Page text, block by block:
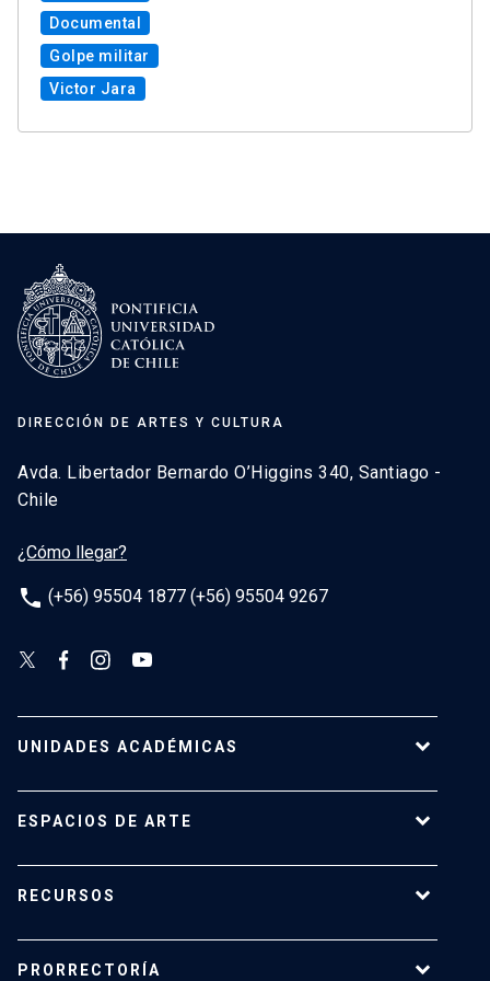
Documental
Golpe militar
Victor Jara
DIRECCIÓN DE ARTES Y CULTURA
Avda. Libertador Bernardo O’Higgins 340, Santiago -
Chile
¿Cómo llegar?
phone (+56) 95504 1877 (+56) 95504 9267
UNIDADES ACADÉMICAS
Escuela de Arte
Escuela de Diseño
Facultad de Comunicaciones
ESPACIOS DE ARTE
Galería Macchina
Espacio Vilches
RECURSOS
PRORRECTORÍA